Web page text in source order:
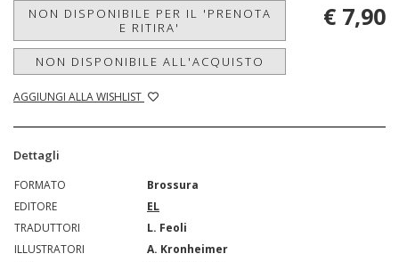
NON DISPONIBILE PER IL 'PRENOTA
E RITIRA'
NON DISPONIBILE ALL'ACQUISTO
AGGIUNGI ALLA WISHLIST
€ 7,90
Dettagli
FORMATO
Brossura
EDITORE
EL
TRADUTTORI
L. Feoli
ILLUSTRATORI
A. Kronheimer